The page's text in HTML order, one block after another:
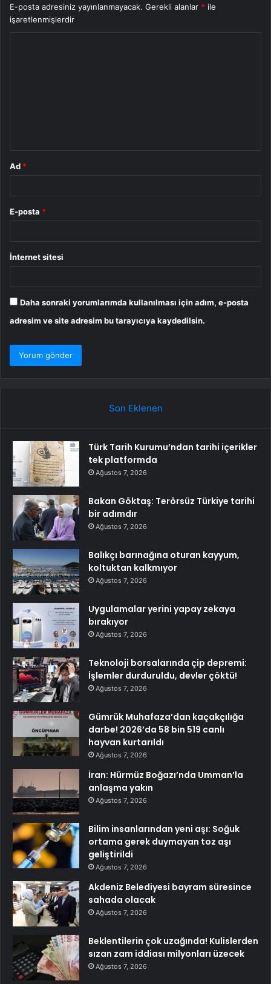
E-posta adresiniz yayınlanmayacak. Gerekli alanlar * ile
işaretlenmişlerdir
Ad *
E-posta *
İnternet sitesi
Daha sonraki yorumlarımda kullanılması için adım, e-posta
adresim ve site adresim bu tarayıcıya kaydedilsin.
Son Eklenen
Türk Tarih Kurumu’ndan tarihi içerikler
tek platformda
Ağustos 7, 2026
Bakan Göktaş: Terörsüz Türkiye tarihi
bir adımdır
Ağustos 7, 2026
Balıkçı barınağına oturan kayyum,
koltuktan kalkmıyor
Ağustos 7, 2026
Uygulamalar yerini yapay zekaya
bırakıyor
Ağustos 7, 2026
Teknoloji borsalarında çip depremi:
İşlemler durduruldu, devler çöktü!
Ağustos 7, 2026
Gümrük Muhafaza’dan kaçakçılığa
darbe! 2026’da 58 bin 519 canlı
hayvan kurtarıldı
Ağustos 7, 2026
İran: Hürmüz Boğazı’nda Umman’la
anlaşma yakın
Ağustos 7, 2026
Bilim insanlarından yeni aşı: Soğuk
ortama gerek duymayan toz aşı
geliştirildi
Ağustos 7, 2026
Akdeniz Belediyesi bayram süresince
sahada olacak
Ağustos 7, 2026
Beklentilerin çok uzağında! Kulislerden
sızan zam iddiası milyonları üzecek
Ağustos 7, 2026